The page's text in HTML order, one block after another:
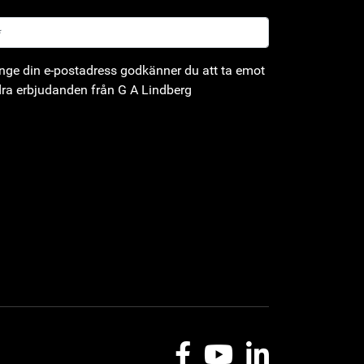
din e-postadress godkänner du att ta emot
erbjudanden från G A Lindberg
FacebookYoutubeLinkedIn